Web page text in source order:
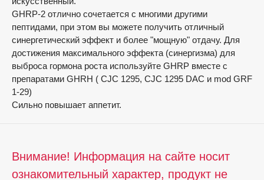
GHRP-2 отлично сочетается с многими другими
пептидами, при этом вы можете получить отличный
синергетический эффект и более "мощную" отдачу. Для
достижения максимального эффекта (синергизма) для
выброса гормона роста используйте GHRP вместе с
препаратами GHRH ( CJC 1295, CJC 1295 DAC и mod GRF
1-29)
Сильно повышает аппетит.
Внимание! Информация на сайте носит
ознакомительный характер, продукт не